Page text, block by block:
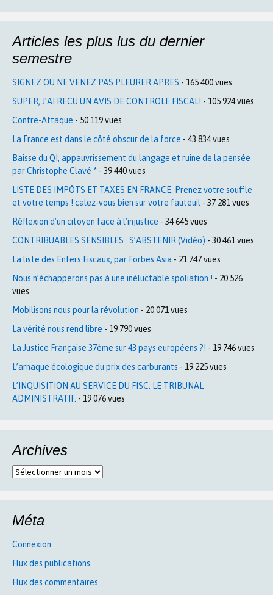
Articles les plus lus du dernier
semestre
SIGNEZ OU NE VENEZ PAS PLEURER APRES - 165 400 vues
SUPER, J’AI RECU UN AVIS DE CONTROLE FISCAL! - 105 924 vues
Contre-Attaque - 50 119 vues
La France est dans le côté obscur de la force - 43 834 vues
Baisse du QI, appauvrissement du langage et ruine de la pensée
par Christophe Clavé * - 39 440 vues
LISTE DES IMPÔTS ET TAXES EN FRANCE. Prenez votre souffle
et votre temps ! calez-vous bien sur votre fauteuil - 37 281 vues
Réflexion d’un citoyen face à l’injustice - 34 645 vues
CONTRIBUABLES SENSIBLES : S’ABSTENIR (Vidéo) - 30 461 vues
La liste des Enfers Fiscaux, par Forbes Asia - 21 747 vues
Nous n’échapperons pas à une inéluctable spoliation ! - 20 526
vues
Mobilisons nous pour la révolution - 20 071 vues
La vérité nous rend libre - 19 790 vues
La Justice Française 37ème sur 43 pays européens ?! - 19 746 vues
L’arnaque écologique du prix des carburants - 19 225 vues
L’INQUISITION AU SERVICE DU FISC: LE TRIBUNAL
ADMINISTRATIF. - 19 076 vues
Archives
Archives
Méta
Connexion
Flux des publications
Flux des commentaires